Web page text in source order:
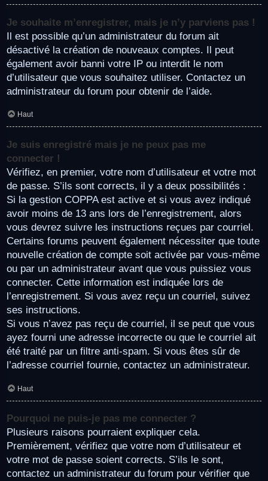
Je souhaite m’enregistrer, mais je n’y parviens pas !
Il est possible qu’un administrateur du forum ait
désactivé la création de nouveaux comptes. Il peut
également avoir banni votre IP ou interdit le nom
d’utilisateur que vous souhaitez utiliser. Contactez un
administrateur du forum pour obtenir de l’aide.
Haut
Je suis enregistré mais je ne peux pas me
connecter !
Vérifiez, en premier, votre nom d’utilisateur et votre mot
de passe. S’ils sont corrects, il y a deux possibilités :
Si la gestion COPPA est active et si vous avez indiqué
avoir moins de 13 ans lors de l’enregistrement, alors
vous devrez suivre les instructions reçues par courriel.
Certains forums peuvent également nécessiter que toute
nouvelle création de compte soit activée par vous-même
ou par un administrateur avant que vous puissiez vous
connecter. Cette information est indiquée lors de
l’enregistrement. Si vous avez reçu un courriel, suivez
ses instructions.
Si vous n’avez pas reçu de courriel, il se peut que vous
ayez fourni une adresse incorrecte ou que le courriel ait
été traité par un filtre anti-spam. Si vous êtes sûr de
l’adresse courriel fournie, contactez un administrateur.
Haut
Pourquoi ne puis-je pas me connecter ?
Plusieurs raisons pourraient expliquer cela.
Premièrement, vérifiez que votre nom d’utilisateur et
votre mot de passe soient corrects. S’ils le sont,
contactez un administrateur du forum pour vérifier que